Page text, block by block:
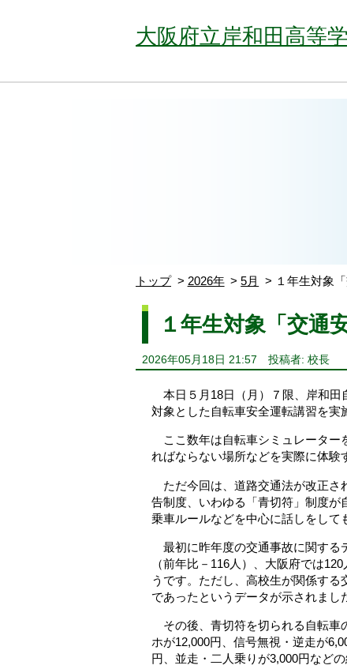
大阪府立岸和田高等
トップ 2026年 5月 １年生対象
１年生対象「交通
2026年05月18日 21:57 投稿者: 校長
本日５月18日（月）７限、岸和田
対象とした自転車安全運転講習を実
ここ数年は自転車シミュレーター
ればならない場所などを実際に体験
ただ今回は、道路交通法が改正さ
告制度、いわゆる「青切符」制度
乗車ルールなどを中心に話しをして
最初に昨年度の交通事故に関する
（前年比－116人）、大阪府では
うです。ただし、高校生が関係す
であったというデータが示されまし
その後、青切符を切られる自転車
ホが12,000円、信号無視・逆走が
円、並走・二人乗りが3,000円などの